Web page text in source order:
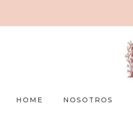
HOME NOSOTROS